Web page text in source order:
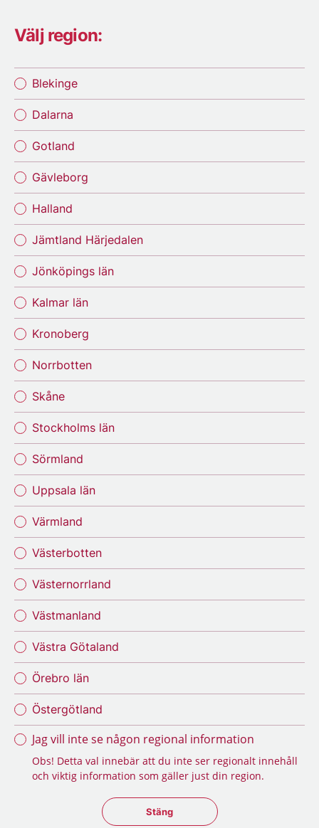
Välj region:
Blekinge
Dalarna
Gotland
Gävleborg
Halland
Jämtland Härjedalen
Jönköpings län
Kalmar län
Kronoberg
Norrbotten
Skåne
Stockholms län
Sörmland
Uppsala län
Värmland
Västerbotten
Västernorrland
Västmanland
Västra Götaland
Örebro län
Östergötland
Jag vill inte se någon regional information
Obs! Detta val innebär att du inte ser regionalt innehåll
och viktig information som gäller just din region.
Stäng regionsväljaren
Stäng